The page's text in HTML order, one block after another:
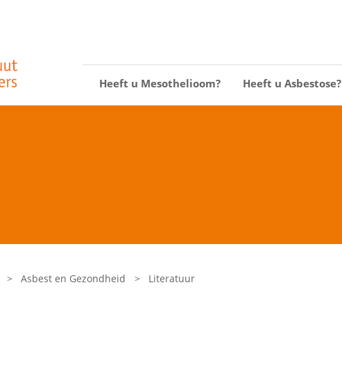
Heeft u Mesothelioom? Heeft u Asbestose?
> Asbest en Gezondheid > Literatuur